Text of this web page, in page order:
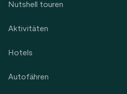
Nutshell touren
Aktivitäten
Hotels
Autofähren